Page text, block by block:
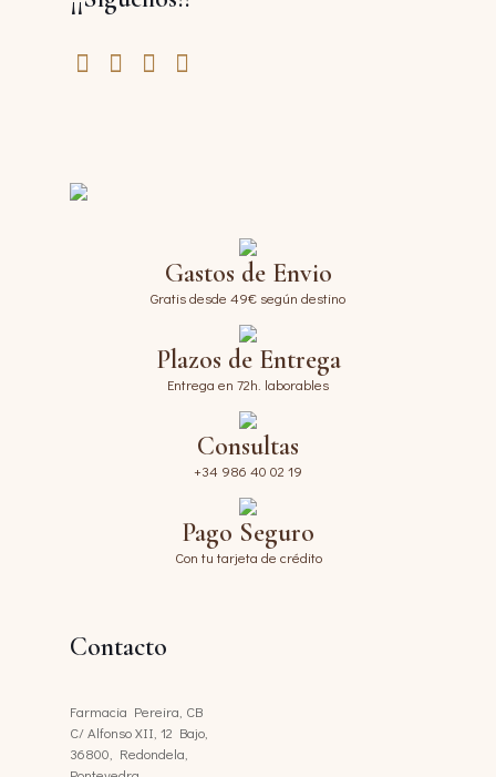
Gastos de Envio
Gratis desde 49€ según destino
Plazos de Entrega
Entrega en 72h. laborables
Consultas
+34 986 40 02 19
Pago Seguro
Con tu tarjeta de crédito
Contacto
Farmacia Pereira, CB
C/ Alfonso XII, 12 Bajo,
36800, Redondela,